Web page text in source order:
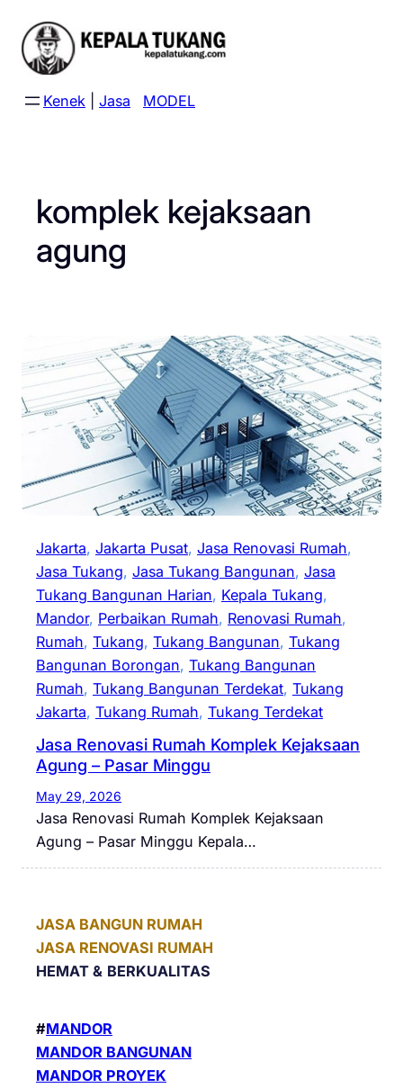
content
Kenek Jasa MODEL
komplek kejaksaan
agung
Jakarta, Jakarta Pusat, Jasa Renovasi Rumah
Jasa Tukang, Jasa Tukang Bangunan, Jasa
Tukang Bangunan Harian, Kepala Tukang
Mandor, Perbaikan Rumah, Renovasi Rumah
Rumah, Tukang, Tukang Bangunan, Tukang
Bangunan Borongan, Tukang Bangunan
Rumah, Tukang Bangunan Terdekat, Tukang
Jakarta, Tukang Rumah, Tukang Terdekat
Jasa Renovasi Rumah Komplek Kejaksaan
Agung – Pasar Minggu
May 29, 2026
Jasa Renovasi Rumah Komplek Kejaksaan
Agung – Pasar Minggu Kepala…
JASA BANGUN RUMAH
JASA RENOVASI RUMAH
HEMAT & BERKUALITAS
#MANDOR
MANDOR BANGUNAN
MANDOR PROYEK